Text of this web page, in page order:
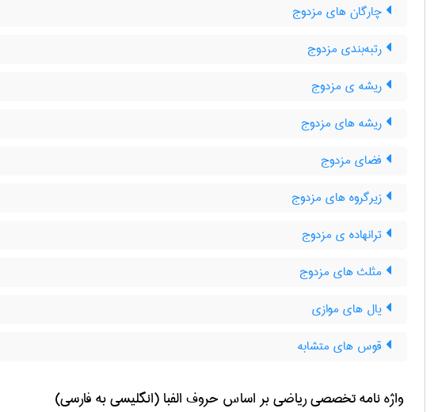
چارگان های مزدوج
رتبه‌بندی مزدوج
ریشه ی مزدوج
ریشه های مزدوج
فضای مزدوج
زیرگروه های مزدوج
ترانهاده ی مزدوج
مثلث های مزدوج
یال های موازی
قوس های متشابه
واژه نامه تخصصیرياضیبر اساس حروف الفبا (انگلیسی به فارسی)